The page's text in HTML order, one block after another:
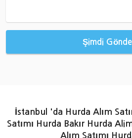
Şimdi
İstanbul 'da Hurda Alım
Satımı Hurda Bakır Hurda
Alım Satımı